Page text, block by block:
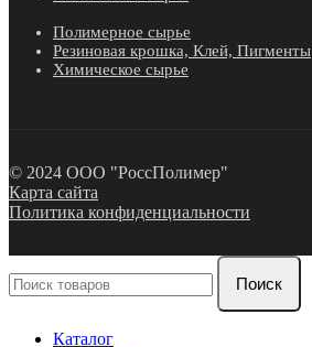
Полимерное сырье
Резиновая крошка, Клей, Пигменты
Химическое сырье
© 2024 ООО "РоссПолимер"
Карта сайта
Политика конфиденциальности
Поиск
Каталог